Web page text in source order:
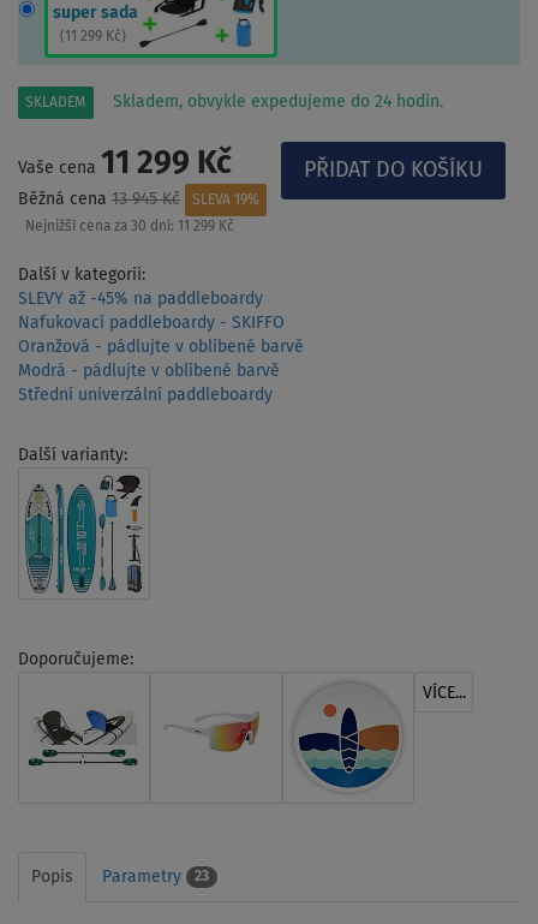
super sada
( 11 299 Kč)
SKLADEM Skladem, obvykle expedujeme do 24 hodin.
Vaše cena 11 299 Kč
Běžná cena 13 945 Kč
SLEVA 19%
Nejnižší cena za 30 dní: 11 299 Kč
Další v kategorii:
SLEVY až -45% na paddleboardy
Nafukovací paddleboardy - SKIFFO
Oranžová - pádlujte v oblíbené barvě
Modrá - pádlujte v oblíbené barvě
Střední univerzální paddleboardy
Další varianty:
Doporučujeme:
VÍCE...
Popis Parametry 23